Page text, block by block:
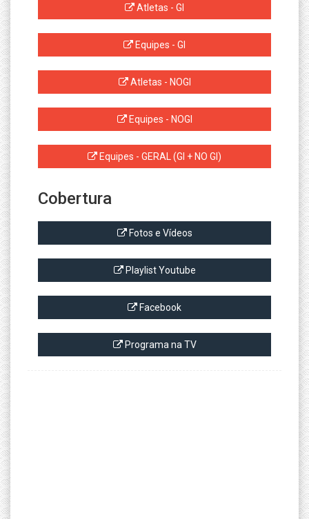
Atletas - GI
Equipes - GI
Atletas - NOGI
Equipes - NOGI
Equipes - GERAL (GI + NO GI)
Cobertura
Fotos e Vídeos
Playlist Youtube
Facebook
Programa na TV